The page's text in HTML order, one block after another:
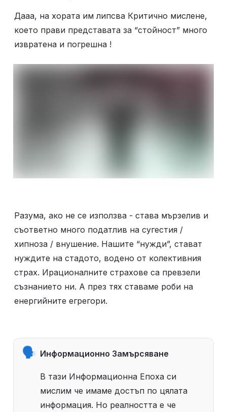
Дааа, на хората им липсва Критично мислене,
което прави представата за “стойност” много
извратена и погрешна !
Разума, ако не се използва - става мързелив и
съответно много податлив на сугестия /
хипноза / внушение. Нашите “нужди”, стават
нуждите на стадото, водено от колективния
страх. Ирационалните страхове са превзели
съзнанието ни. А през тях ставаме роби на
енергийните егрегори.
🗣 Информационно Замърсяване
В тази Информационна Епоха си
мислим че имаме достъп по цялата
информация. Но реалността е че